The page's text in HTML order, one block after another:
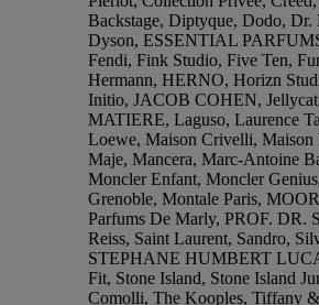
Backstage, Diptyque, Dodo, Dr.
Dyson, ESSENTIAL
Fendi, Fink Studio, Five Ten,
Hermann, HERNO, Horizn
Initio, JACOB COHEN,
MATIERE, Laguso, Laurence
Loewe, Maison Crivelli, Maison
Maje, Mancera, Marc-Antoine
Moncler Enfant, Moncler
Grenoble, Montale Paris,
Parfums De Marly, PROF. DR.
Reiss, Saint Laurent, Sandro,
STEPHANE HUMBERT
Fit, Stone Island, Stone Island
Comolli, The Kooples, Tiffany